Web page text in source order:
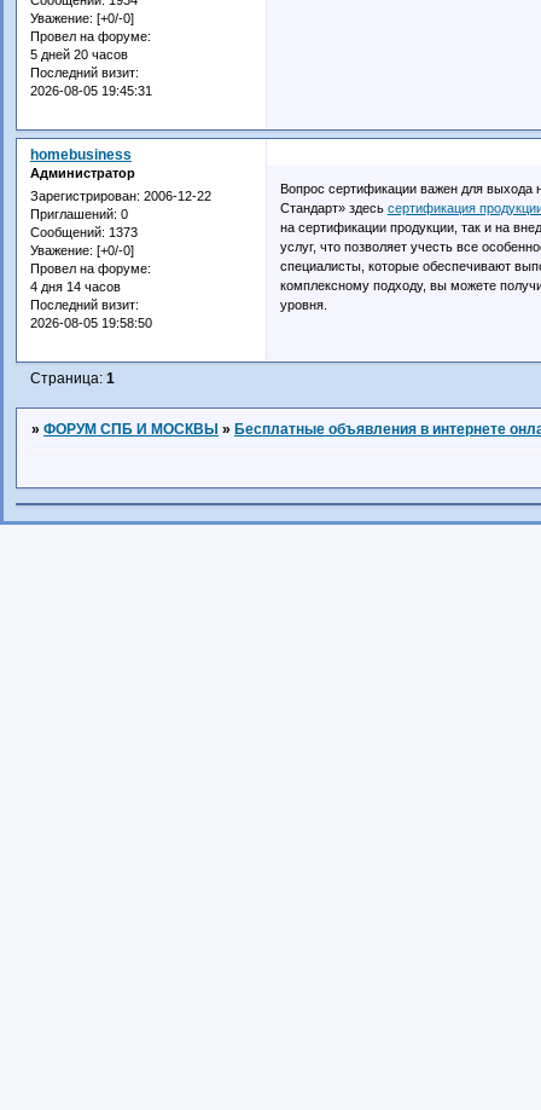
Уважение: [+0/-0]
Провел на форуме:
5 дней 20 часов
Последний визит:
2026-08-05 19:45:31
homebusiness
Администратор
Зарегистрирован: 2006-12-22
Приглашений: 0
Сообщений: 1373
Уважение: [+0/-0]
Провел на форуме:
4 дня 14 часов
Последний визит:
2026-08-05 19:58:50
Вопрос сертификации важен для выхода
Стандарт» здесь сертификация
на сертификации продукции, так и на
услуг, что позволяет учесть все
специалисты, которые обеспечивают
комплексному подходу, вы можете
уровня.
Страница: 1
» ФОРУМ СПБ И МОСКВЫ » Бесплатные объявления в интернете